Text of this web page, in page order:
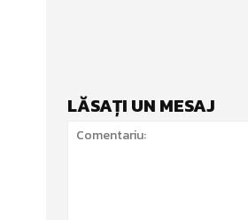
LĂSAȚI UN MESAJ